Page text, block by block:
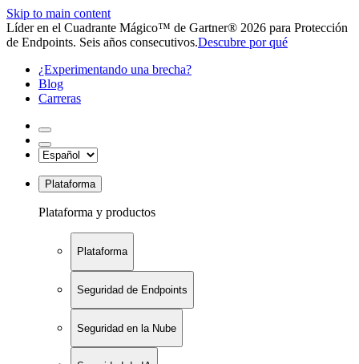
Skip to main content
Líder en el Cuadrante Mágico™ de Gartner® 2026 para Protección
de Endpoints. Seis años consecutivos.Descubre por qué
¿Experimentando una brecha?
Blog
Carreras
Plataforma
Plataforma y productos
Plataforma
Seguridad de Endpoints
Seguridad en la Nube